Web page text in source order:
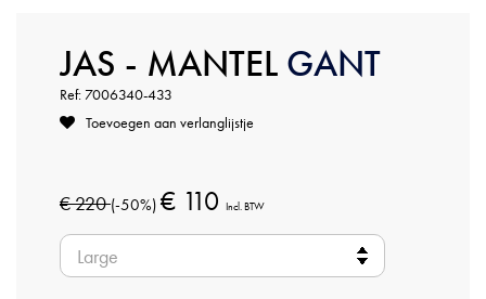
JAS - MANTEL GANT
Ref: 7006340-433
Toevoegen aan verlanglijstje
€ 220(-50%) € 110 Incl. BTW